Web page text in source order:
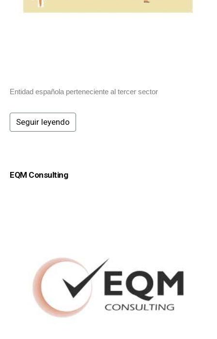
Entidad española perteneciente al tercer sector
Seguir leyendo
EQM Consulting